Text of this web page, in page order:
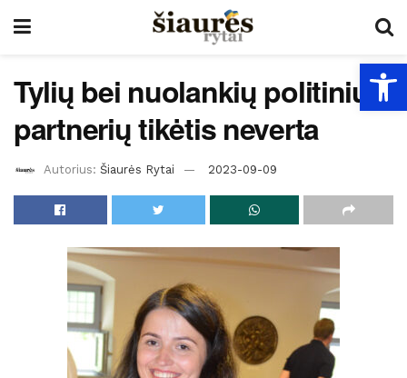
Tylių bei nuolankių politinių
partnerių tikėtis neverta
Autorius: Šiaurės Rytai 2023-09-09